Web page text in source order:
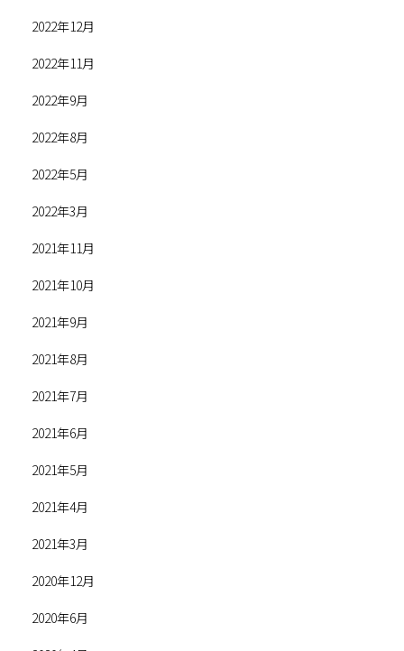
2022年12月
2022年11月
2022年9月
2022年8月
2022年5月
2022年3月
2021年11月
2021年10月
2021年9月
2021年8月
2021年7月
2021年6月
2021年5月
2021年4月
2021年3月
2020年12月
2020年6月